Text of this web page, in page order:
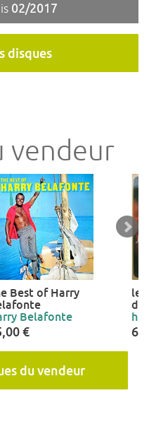
02/2017
disques
vendeur
Best of Harry
Belafonte
€
le
du vendeur